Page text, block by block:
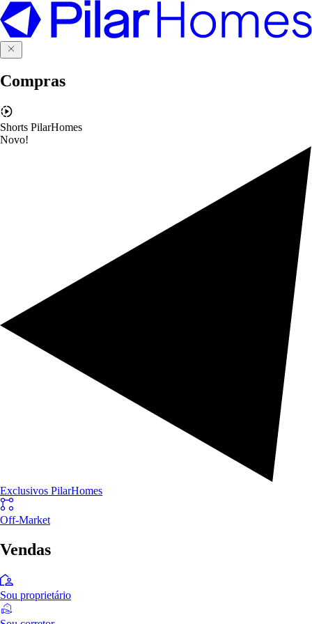
Compras
Shorts PilarHomes
Novo!
Exclusivos PilarHomes
Off-Market
Vendas
Sou proprietário